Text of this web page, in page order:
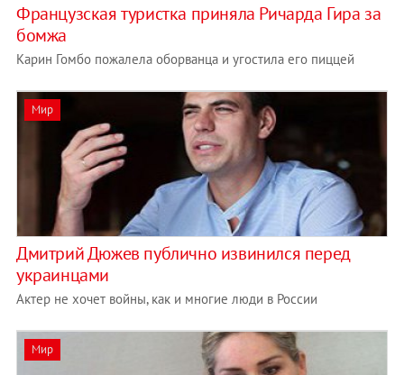
Французская туристка приняла Ричарда Гира за
бомжа
Карин Гомбо пожалела оборванца и угостила его пиццей
Мир
Дмитрий Дюжев публично извинился перед
украинцами
Актер не хочет войны, как и многие люди в России
Мир